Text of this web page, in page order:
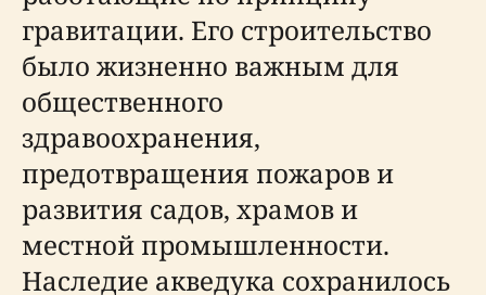
гравитации. Его строительство
было жизненно важным для
общественного
здравоохранения,
предотвращения пожаров и
развития садов, храмов и
местной промышленности.
Наследие акведука сохранилось